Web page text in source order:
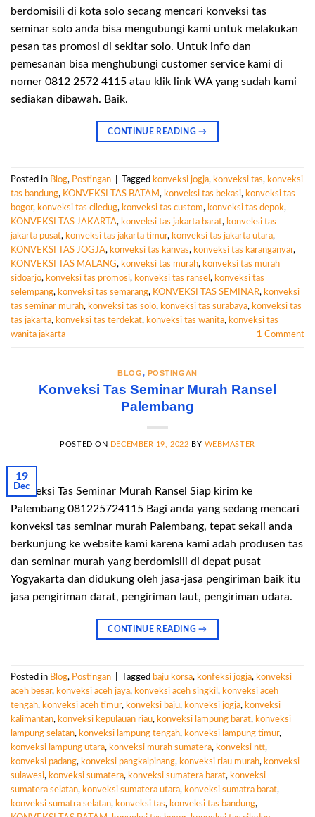
berdomisili di kota solo secang mencari konveksi tas
seminar solo anda bisa mengubungi kami untuk melakukan
pesan tas promosi di sekitar solo. Untuk info dan
pemesanan bisa menghubungi customer service kami di
nomer 0812 2572 4115 atau klik link WA yang sudah kami
sediakan dibawah. Baik.
CONTINUE READING→
Posted in Blog, Postingan Tagged konveksi jogja, konveksi tas, konveksi
tas bandung, KONVEKSI TAS BATAM, konveksi tas bekasi, konveksi tas
bogor, konveksi tas ciledug, konveksi tas custom, konveksi tas depok,
KONVEKSI TAS JAKARTA, konveksi tas jakarta barat, konveksi tas
jakarta pusat, konveksi tas jakarta timur, konveksi tas jakarta utara,
KONVEKSI TAS JOGJA, konveksi tas kanvas, konveksi tas karanganyar,
KONVEKSI TAS MALANG, konveksi tas murah, konveksi tas murah
sidoarjo, konveksi tas promosi, konveksi tas ransel , konveksi tas
selempang, konveksi tas semarang, KONVEKSI TAS SEMINAR, konveksi
tas seminar murah, konveksi tas solo, konveksi tas surabaya, konveksi tas
tas jakarta, konveksi tas terdekat, konveksi tas wanita, konveksi tas
wanita jakarta
1 Comment
BLOG, POSTINGAN
Konveksi Tas Seminar Murah Ransel
Palembang
POSTED ON DECEMBER 19, 2022 BY WEBMASTER
19
Dec
Konveksi Tas Seminar Murah Ransel Siap kirim ke
Palembang 081225724115 Bagi anda yang sedang mencari
konveksi tas seminar murah Palembang, tepat sekali anda
berkunjung ke website kami karena kami adah produsen tas
dan seminar murah yang berdomisili di depat pusat
Yogyakarta dan didukung oleh jasa-jasa pengiriman baik itu
jasa pengiriman darat, pengiriman laut, pengiriman udara.
CONTINUE READING→
Posted in Blog, Postingan Tagged baju korsa, konfeksi jogja, konveksi
aceh besar, konveksi aceh jaya, konveksi aceh singkil , konveksi aceh
tengah, konveksi aceh timur, konveksi baju, konveksi jogja, konveksi
kalimantan, konveksi kepulauan riau, konveksi lampung barat, konveksi
lampung selatan, konveksi lampung tengah, konveksi lampung timur,
konveksi lampung utara, konveksi murah sumatera, konveksi ntt,
konveksi padang, konveksi pangkalpinang, konveksi riau murah, konveksi
sulawesi, konveksi sumatera, konveksi sumatera barat, konveksi
sumatera selatan, konveksi sumatera utara, konveksi sumatra barat,
konveksi sumatra selatan, konveksi tas, konveksi tas bandung,